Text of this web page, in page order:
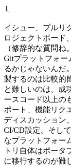
└
イシュー、プルリ
ロジェクトボード
（修辞的な質問
Gitプラットフォー
るかじゃないんだ
製するのは比較的
と難しいのは、成
ースコード以上の
ポート、機能リク
ディスカッション
CI/CD設定、そし
なプラットフォー
トリ自体はポータ
に移行するのが難